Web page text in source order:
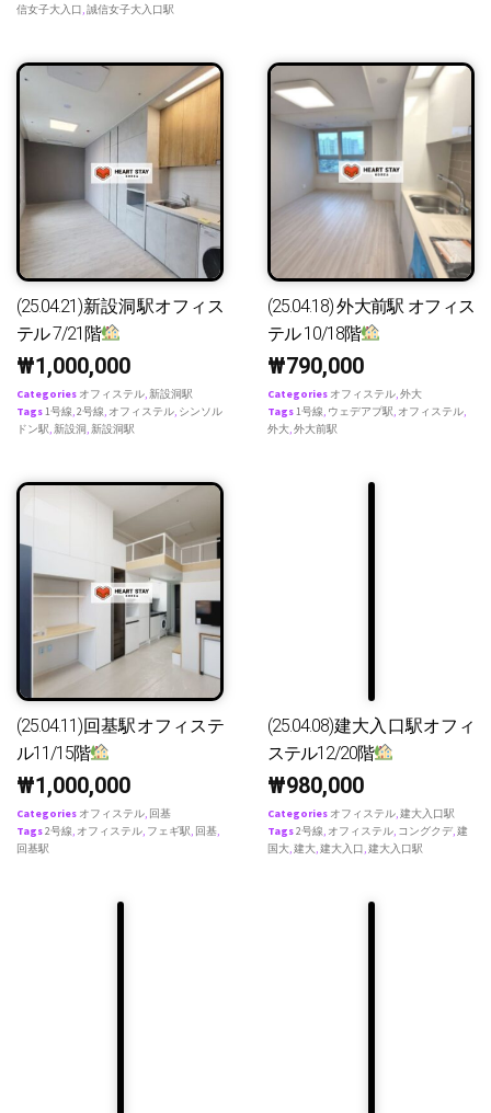
信女子大入口 誠信女子大入口駅
(25.04.21)新設洞駅オフィス
テル 7/21階
₩1,000,000
Categories オフィステル,新設洞駅
Tags1号線,2号線, オフィステル, シンソル
ドン駅,新設洞,新設洞駅
(25.04.18) 外大前駅 オフィス
テル 10/18階
₩790,000
Categories オフィステル,外大
Tags1号線, ウェデアプ駅, オフィステル,
外大,外大前駅
(25.04.11)回基駅オフィステ
ル11/15階
₩1,000,000
Categories オフィステル, 回基
Tags2号線, オフィステル, フェギ駅, 回基,
回基駅
(25.04.08)建大入口駅オフィ
ステル12/20階
₩980,000
Categories オフィステル,建大入口駅
Tags2号線, オフィステル, コングクデ,建
国大,建大,建大入口,建大入口駅